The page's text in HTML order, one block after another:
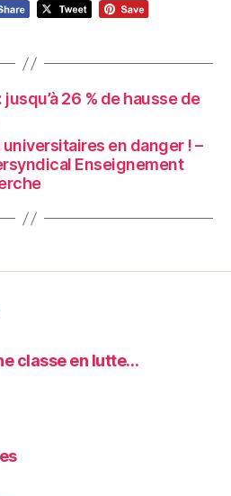
26 % de hausse de
universitaires en danger ! –
Enseignement
classe en lutte…